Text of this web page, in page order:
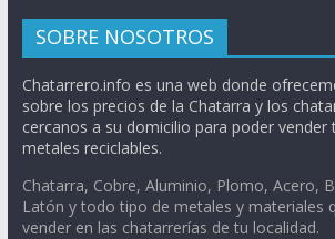
SOBRE NOSOTROS
Chatarrero.info es una web donde
sobre los precios de la Chatarra y los
cercanos a su domicilio para poder
metales reciclables.
Chatarra, Cobre, Aluminio, Plomo, Acero,
Latón y todo tipo de metales y materiales
vender en las chatarrerías de tu localidad.